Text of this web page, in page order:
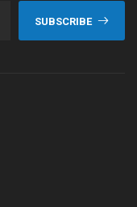
SUBSCRIBE